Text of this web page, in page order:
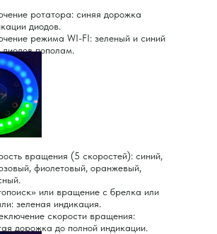
ротатора: синяя дорожка
диодов.
режима WI-FI: зеленый и синий
диодов пополам.
вращения (5 скоростей): синий,
фиолетовый, оранжевый,
или вращение с брелка или
зеленая индикация.
скорости вращения:
дорожка до полной индикации.